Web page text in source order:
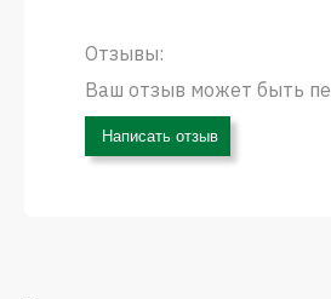
Отзывы:
Ваш отзыв может быть
Написать отзыв